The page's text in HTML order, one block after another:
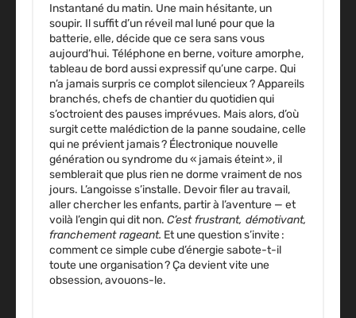
Instantané du matin. Une main hésitante, un
soupir. Il suffit d’un réveil mal luné pour que la
batterie, elle, décide que ce sera sans vous
aujourd’hui. Téléphone en berne, voiture amorphe,
tableau de bord aussi expressif qu’une carpe. Qui
n’a jamais surpris ce complot silencieux ? Appareils
branchés, chefs de chantier du quotidien qui
s’octroient des pauses imprévues. Mais alors, d’où
surgit cette malédiction de la panne soudaine, celle
qui ne prévient jamais ? Électronique nouvelle
génération ou syndrome du « jamais éteint », il
semblerait que plus rien ne dorme vraiment de nos
jours. L’angoisse s’installe. Devoir filer au travail,
aller chercher les enfants, partir à l’aventure — et
voilà l’engin qui dit non. C’est frustrant, démotivant,
franchement rageant. Et une question s’invite :
comment ce simple cube d’énergie sabote-t-il
toute une organisation ? Ça devient vite une
obsession, avouons-le.